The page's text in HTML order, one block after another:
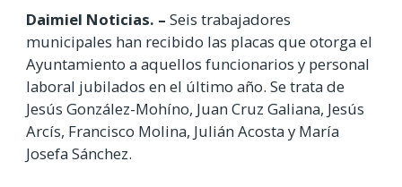
Daimiel Noticias. – Seis trabajadores
municipales han recibido las placas que otorga el
Ayuntamiento a aquellos funcionarios y personal
laboral jubilados en el último año. Se trata de
Jesús González-Mohíno, Juan Cruz Galiana, Jesús
Arcís, Francisco Molina, Julián Acosta y María
Josefa Sánchez.